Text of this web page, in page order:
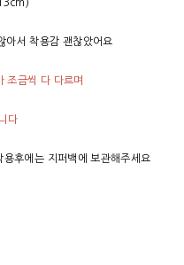
아서 착용감 괜찮았어요
조금씩 다 다르며
다
후에는 지퍼백에 보관해주세요